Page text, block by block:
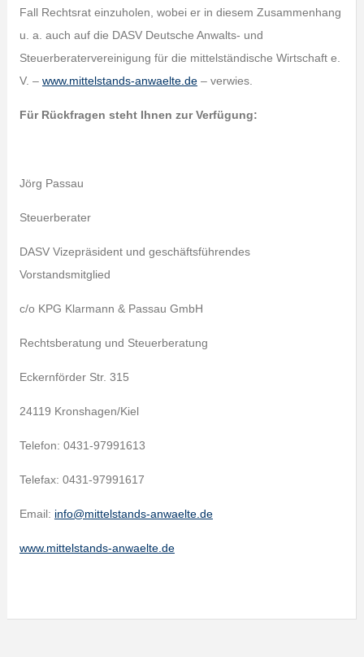
Fall Rechtsrat einzuholen, wobei er in diesem Zusammenhang
u. a. auch auf die DASV Deutsche Anwalts- und
Steuerberatervereinigung für die mittelständische Wirtschaft e.
V. – www.mittelstands-anwaelte.de– verwies.
Für Rückfragen steht Ihnen zur Verfügung:
Jörg Passau
Steuerberater
DASV Vizepräsident und geschäftsführendes
Vorstandsmitglied
c/o KPG Klarmann & Passau GmbH
Rechtsberatung und Steuerberatung
Eckernförder Str. 315
24119 Kronshagen/Kiel
Telefon: 0431-97991613
Telefax: 0431-97991617
Email: info@mittelstands-anwaelte.de
www.mittelstands-anwaelte.de